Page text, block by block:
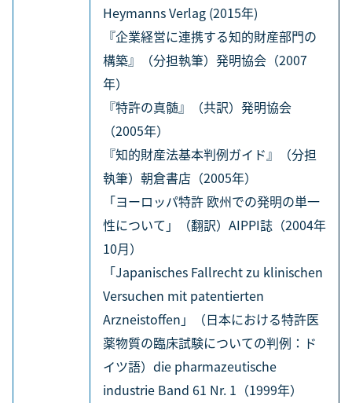
Heymanns Verlag (2015年)
『企業経営に連携する知的財産部門の
構築』（分担執筆）発明協会（2007
年）
『特許の真髄』（共訳）発明協会
（2005年）
『知的財産法基本判例ガイド』（分担
執筆）朝倉書店（2005年）
「ヨーロッパ特許 欧州での発明の単一
性について」（翻訳）AIPPI誌（2004年
10月）
「Japanisches Fallrecht zu klinischen
Versuchen mit patentierten
Arzneistoffen」（日本における特許医
薬物質の臨床試験についての判例：ド
イツ語）die pharmazeutische
industrie Band 61 Nr. 1（1999年）